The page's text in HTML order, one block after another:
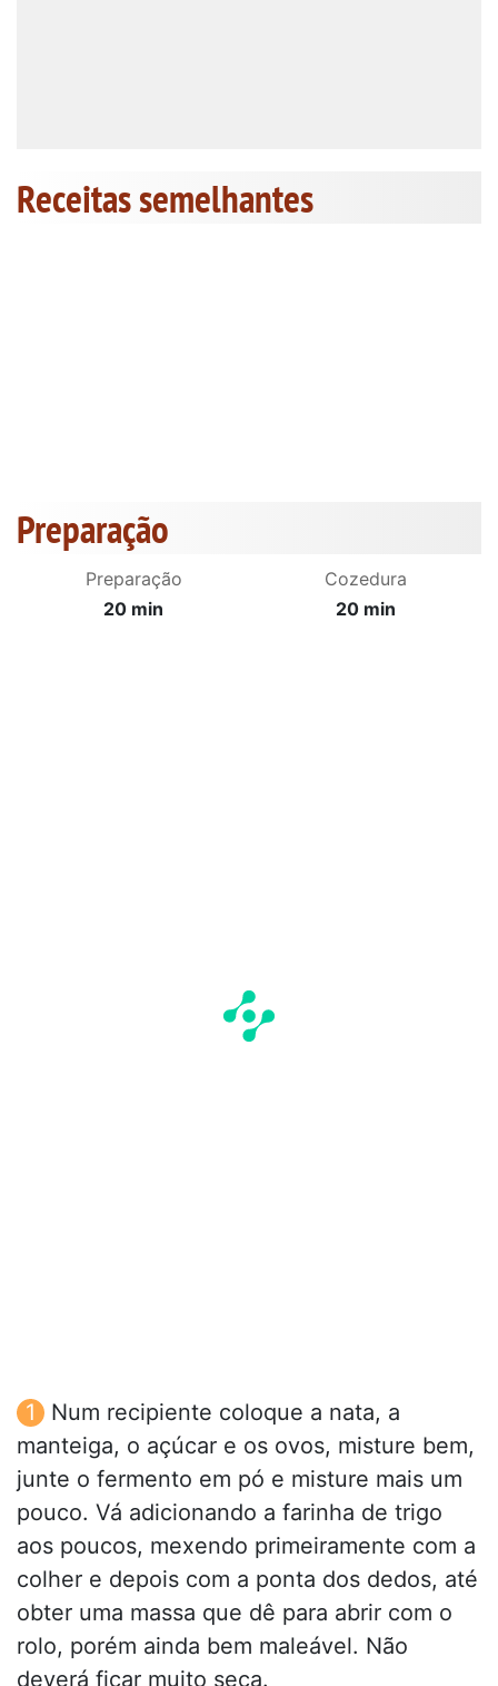
Receitas semelhantes
Preparação
Preparação
20 min
Cozedura
20 min
Num recipiente coloque a nata, a
manteiga, o açúcar e os ovos, misture bem,
junte o fermento em pó e misture mais um
pouco. Vá adicionando a farinha de trigo
aos poucos, mexendo primeiramente com a
colher e depois com a ponta dos dedos, até
obter uma massa que dê para abrir com o
rolo, porém ainda bem maleável. Não
deverá ficar muito seca.